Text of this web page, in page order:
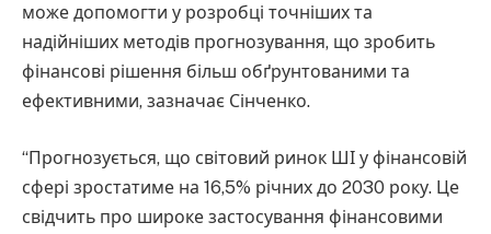
може допомогти у розробці точніших та
надійніших методів прогнозування, що зробить
фінансові рішення більш обґрунтованими та
ефективними, зазначає Сінченко.
“Прогнозується, що світовий ринок ШІ у фінансовій
сфері зростатиме на 16,5% річних до 2030 року. Це
свідчить про широке застосування фінансовими